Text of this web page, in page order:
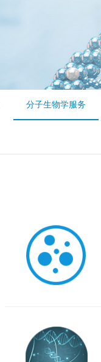
分子生物学服务